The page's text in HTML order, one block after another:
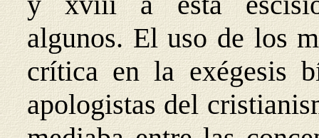
algunos. El uso de los
crítica en la exégesis
apologistas del